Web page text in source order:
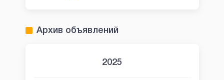
Архив объявлений
2025